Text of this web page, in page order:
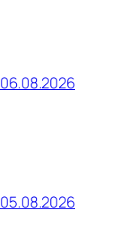
06.08.2026
05.08.2026